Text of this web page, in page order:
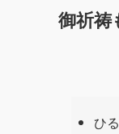
御祈祷
ひ